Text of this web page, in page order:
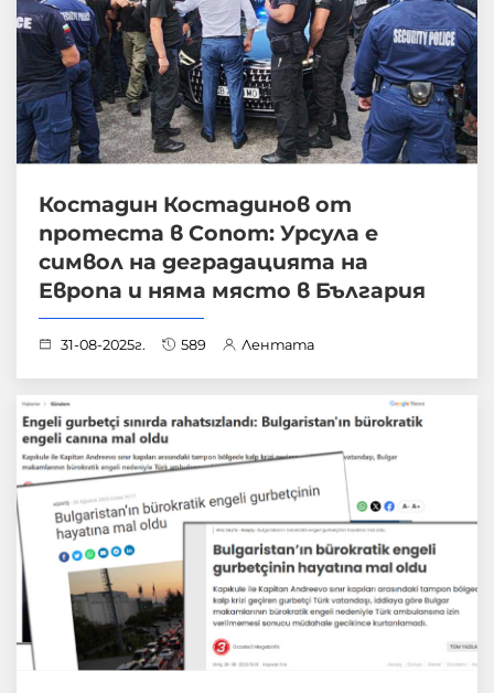
Костадин Костадинов от
протеста в Сопот: Урсула е
символ на деградацията на
Европа и няма място в България
31-08-2025г. 589 Лентата